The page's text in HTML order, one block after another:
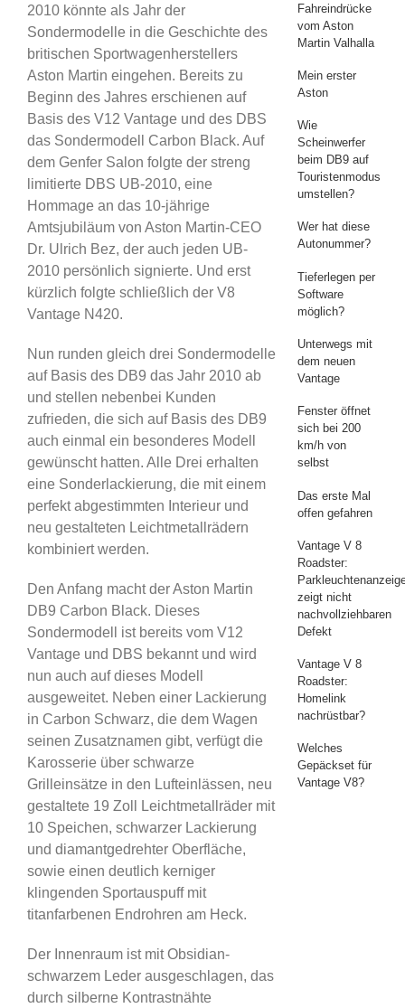
2010 könnte als Jahr der
Sondermodelle in die Geschichte des
britischen Sportwagenherstellers
Aston Martin eingehen. Bereits zu
Beginn des Jahres erschienen auf
Basis des V12 Vantage und des DBS
das Sondermodell Carbon Black. Auf
dem Genfer Salon folgte der streng
limitierte DBS UB-2010, eine
Hommage an das 10-jährige
Amtsjubiläum von Aston Martin-CEO
Dr. Ulrich Bez, der auch jeden UB-
2010 persönlich signierte. Und erst
kürzlich folgte schließlich der V8
Vantage N420.
Nun runden gleich drei Sondermodelle
auf Basis des DB9 das Jahr 2010 ab
und stellen nebenbei Kunden
zufrieden, die sich auf Basis des DB9
auch einmal ein besonderes Modell
gewünscht hatten. Alle Drei erhalten
eine Sonderlackierung, die mit einem
perfekt abgestimmten Interieur und
neu gestalteten Leichtmetallrädern
kombiniert werden.
Den Anfang macht der Aston Martin
DB9 Carbon Black. Dieses
Sondermodell ist bereits vom V12
Vantage und DBS bekannt und wird
nun auch auf dieses Modell
ausgeweitet. Neben einer Lackierung
in Carbon Schwarz, die dem Wagen
seinen Zusatznamen gibt, verfügt die
Karosserie über schwarze
Grilleinsätze in den Lufteinlässen, neu
gestaltete 19 Zoll Leichtmetallräder mit
10 Speichen, schwarzer Lackierung
und diamantgedrehter Oberfläche,
sowie einen deutlich kerniger
klingenden Sportauspuff mit
titanfarbenen Endrohren am Heck.
Der Innenraum ist mit Obsidian-
schwarzem Leder ausgeschlagen, das
durch silberne Kontrastnähte
Fahreindrücke
vom Aston
Martin Valhalla
Mein erster
Aston
Wie
Scheinwerfer
beim DB9 auf
Touristenmodus
umstellen?
Wer hat diese
Autonummer?
Tieferlegen per
Software
möglich?
Unterwegs mit
dem neuen
Vantage
Fenster öffnet
sich bei 200
km/h von
selbst
Das erste Mal
offen gefahren
Vantage V 8
Roadster:
zeigt nicht
nachvollziehbaren
Defekt
Vantage V 8
Roadster:
Homelink
nachrüstbar?
Welches
Gepäckset für
Vantage V8?